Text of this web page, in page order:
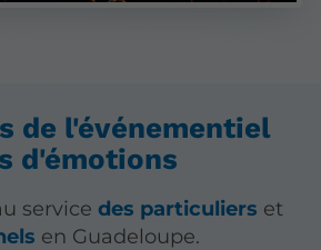
de l'événementiel
d'émotions
service des particuliers et
en Guadeloupe.